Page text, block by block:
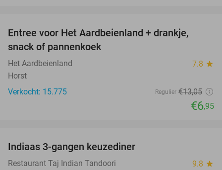
Entree voor Het Aardbeienland + drankje,
snack of pannenkoek
Het Aardbeienland 7.8 star
Horst
Verkocht: 15.775
Regulier €13,05
€6,95
Indiaas 3-gangen keuzediner
Restaurant Taj Indian Tandoori 9.8 star